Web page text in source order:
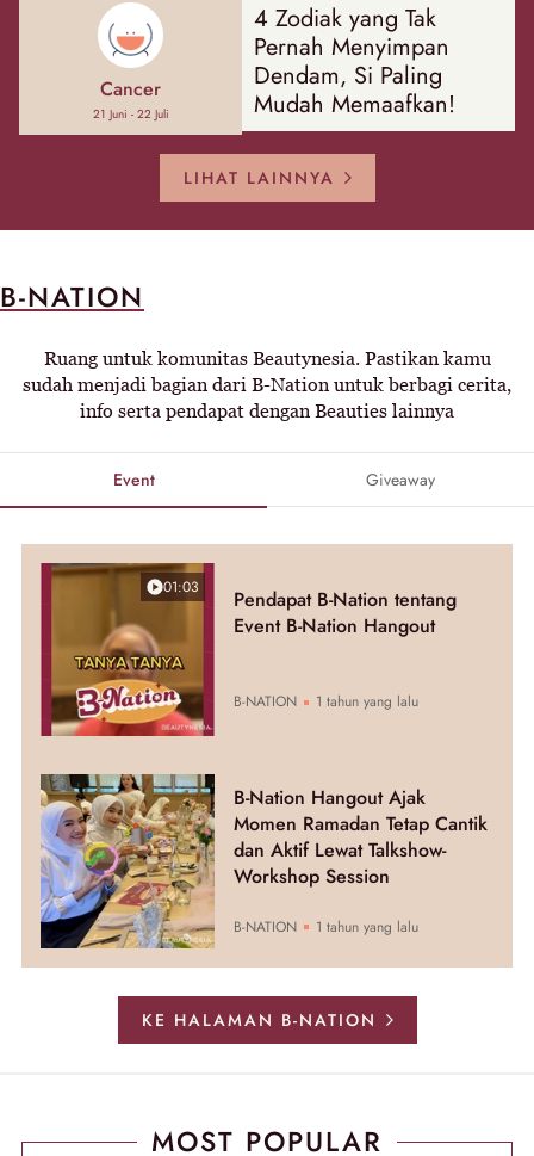
Cancer
21 Juni - 22 Juli
4 Zodiak yang Tak
Pernah Menyimpan
Dendam, Si Paling
Mudah Memaafkan!
LIHAT LAINNYA
B-NATION
Ruang untuk komunitas Beautynesia. Pastikan kamu
sudah menjadi bagian dari B-Nation untuk berbagi cerita,
info serta pendapat dengan Beauties lainnya
Event Giveaway
01:03
Pendapat B-Nation tentang
Event B-Nation Hangout
B-NATION 1 tahun yang lalu
B-Nation Hangout Ajak
Momen Ramadan Tetap Cantik
dan Aktif Lewat Talkshow-
Workshop Session
B-NATION 1 tahun yang lalu
KE HALAMAN B-NATION
MOST POPULAR